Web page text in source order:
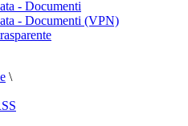
- Documenti
- Documenti (VPN)
\